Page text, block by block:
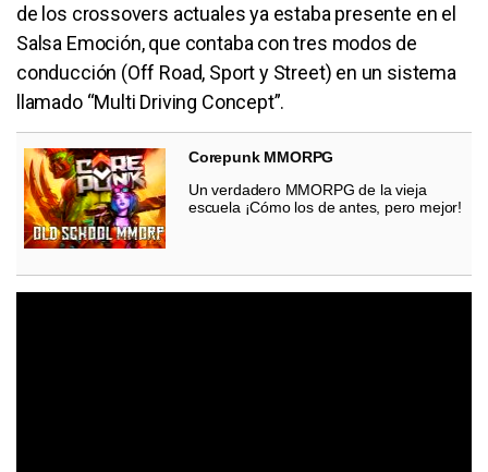
de los crossovers actuales ya estaba presente en el
Salsa Emoción, que contaba con tres modos de
conducción (Off Road, Sport y Street) en un sistema
llamado “Multi Driving Concept”.
Corepunk MMORPG
Un verdadero MMORPG de la vieja
escuela ¡Cómo los de antes, pero mejor!